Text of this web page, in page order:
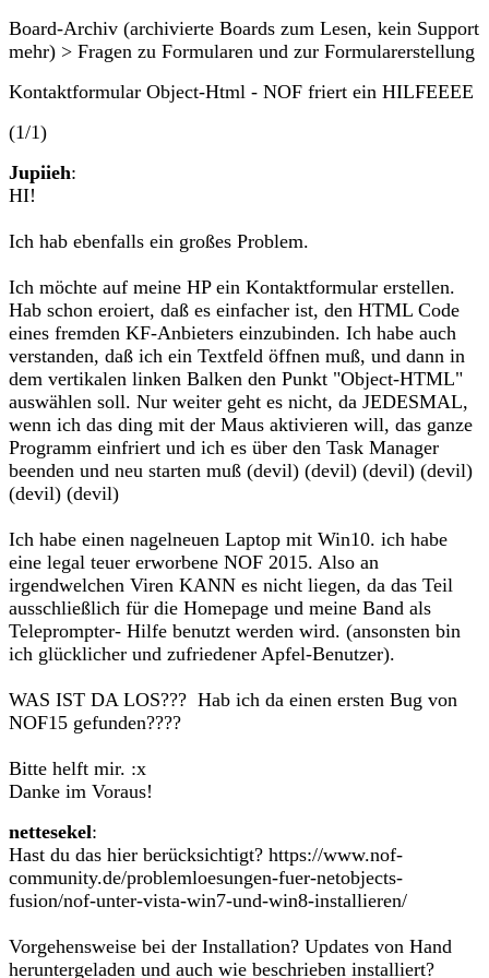
Board-Archiv (archivierte Boards zum Lesen, kein Support
mehr) > Fragen zu Formularen und zur Formularerstellung
Kontaktformular Object-Html - NOF friert ein HILFEEEE
(1/1)
Jupiieh:
HI!
Ich hab ebenfalls ein großes Problem.
Ich möchte auf meine HP ein Kontaktformular erstellen.
Hab schon eroiert, daß es einfacher ist, den HTML Code
eines fremden KF-Anbieters einzubinden. Ich habe auch
verstanden, daß ich ein Textfeld öffnen muß, und dann in
dem vertikalen linken Balken den Punkt "Object-HTML"
auswählen soll. Nur weiter geht es nicht, da JEDESMAL,
wenn ich das ding mit der Maus aktivieren will, das ganze
Programm einfriert und ich es über den Task Manager
beenden und neu starten muß (devil) (devil) (devil) (devil)
(devil) (devil)
Ich habe einen nagelneuen Laptop mit Win10. ich habe
eine legal teuer erworbene NOF 2015. Also an
irgendwelchen Viren KANN es nicht liegen, da das Teil
ausschließlich für die Homepage und meine Band als
Teleprompter- Hilfe benutzt werden wird. (ansonsten bin
ich glücklicher und zufriedener Apfel-Benutzer).
WAS IST DA LOS??? Hab ich da einen ersten Bug von
NOF15 gefunden????
Bitte helft mir. :x
Danke im Voraus!
nettesekel:
Hast du das hier berücksichtigt? https://www.nof-
community.de/problemloesungen-fuer-netobjects-
fusion/nof-unter-vista-win7-und-win8-installieren/
Vorgehensweise bei der Installation? Updates von Hand
heruntergeladen und auch wie beschrieben installiert?